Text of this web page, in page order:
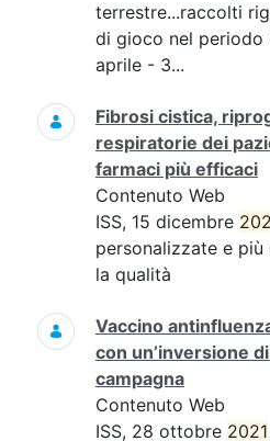
terrestre...raccolti
di gioco nel
aprile - 3...
Fibrosi cistica,
respiratorie dei
farmaci più efficaci
Contenuto Web
ISS, 15 dicembre
personalizzate e
la qualità
Vaccino
con un’inversione
campagna
Contenuto Web
ISS, 28 ottobre 2021